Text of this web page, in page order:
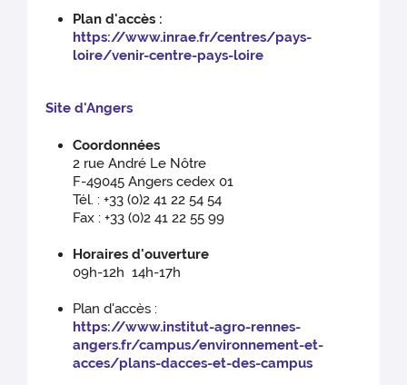
Plan d'accès :
https://www.inrae.fr/centres/pays-
loire/venir-centre-pays-loire
Site d'Angers
Coordonnées
2 rue André Le Nôtre
F-49045 Angers cedex 01
Tél. : +33 (0)2 41 22 54 54
Fax : +33 (0)2 41 22 55 99
Horaires d'ouverture
09h-12h 14h-17h
Plan d'accès :
https://www.institut-agro-rennes-
angers.fr/campus/environnement-et-
acces/plans-dacces-et-des-campus